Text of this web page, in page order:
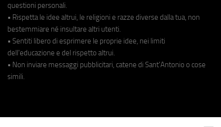
questioni personali.
• Rispetta le idee altrui, le religioni e razze diverse dalla tua, non
bestemmiare né insultare altri utenti.
• Sentiti libero di esprimere le proprie idee, nei limiti
dell'educazione e del rispetto altrui.
• Non inviare messaggi pubblicitari, catene di Sant'Antonio o cose
simili.